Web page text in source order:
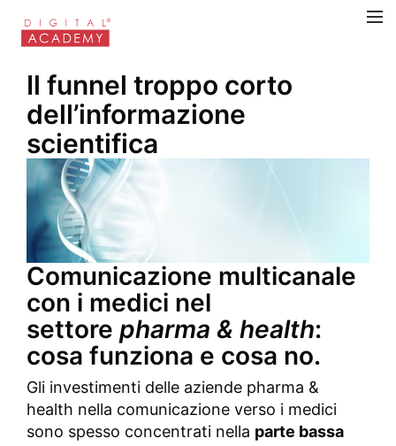
Il funnel troppo corto
dell’informazione
scientifica
Comunicazione multicanale
con i medici nel
settore pharma & health:
cosa funziona e cosa no.
Gli investimenti delle aziende pharma &
health nella comunicazione verso i medici
sono spesso concentrati nella parte bassa